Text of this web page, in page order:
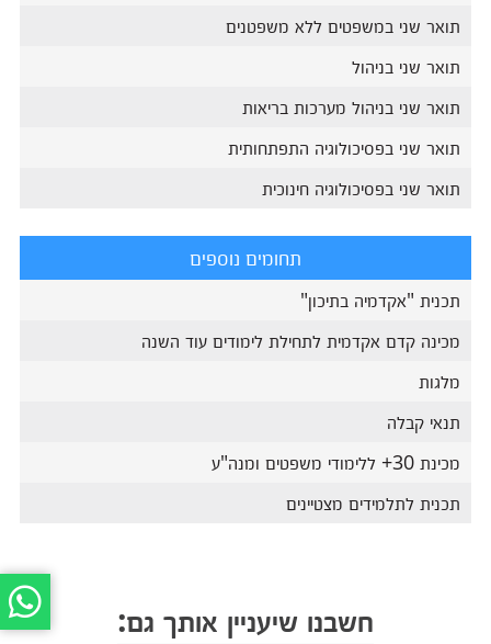
תואר שני במשפטים ללא משפטנים
תואר שני בניהול
תואר שני בניהול מערכות בריאות
תואר שני בפסיכולוגיה התפתחותית
תואר שני בפסיכולוגיה חינוכית
תחומים נוספים
תכנית "אקדמיה בתיכון"
מכינה קדם אקדמית לתחילת לימודים עוד השנה
מלגות
תנאי קבלה
מכינת 30+ ללימודי משפטים ומנה"ע
תכנית לתלמידים מצטיינים
חשבנו שיעניין אותך גם: